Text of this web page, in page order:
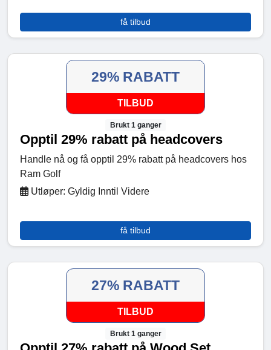
få tilbud
29% RABATT
TILBUD
Brukt 1 ganger
Opptil 29% rabatt på headcovers
Handle nå og få opptil 29% rabatt på headcovers hos
Ram Golf
Utløper: Gyldig Inntil Videre
få tilbud
27% RABATT
TILBUD
Brukt 1 ganger